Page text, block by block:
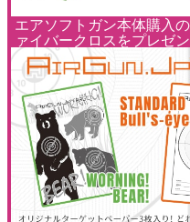
エアソフトガン本体購入
ァイバークロスをプレゼン